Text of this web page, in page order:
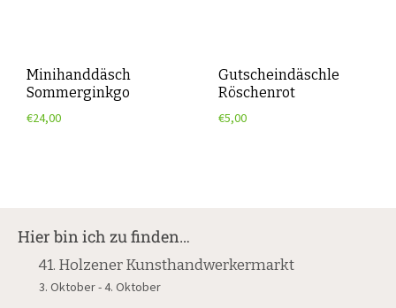
Minihanddäsch
Sommerginkgo
€24,00
Gutscheindäschle
Röschenrot
€5,00
Hier bin ich zu finden…
41. Holzener Kunsthandwerkermarkt
3. Oktober-4. Oktober